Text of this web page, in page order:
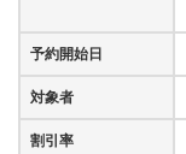
予約開始日
対象者
割引率